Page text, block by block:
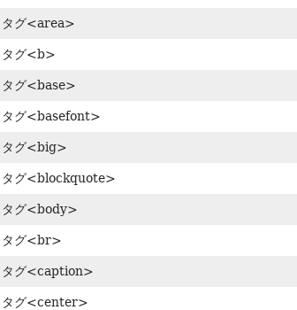
タグ<area>
タグ<b>
タグ<base>
タグ<basefont>
タグ<big>
タグ<blockquote>
タグ<body>
タグ<br>
タグ<caption>
タグ<center>